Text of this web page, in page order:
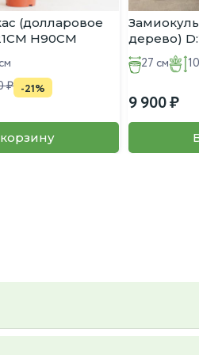
(долларовое
H90CM
-21%
дерево)
27 см
9 900
свой, пересадку так